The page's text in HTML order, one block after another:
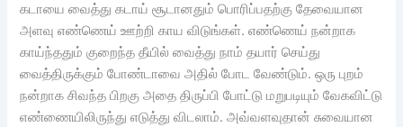
கடாயை வைத்து கடாய் சூடானதும் பொரிப்பதற்கு தேவையான
அளவு எண்ணெய் ஊற்றி காய விடுங்கள். எண்ணெய் நன்றாக
காய்ந்ததும் குறைந்த தீயில் வைத்து நாம் தயார் செய்து
வைத்திருக்கும் போண்டாவை அதில் போட வேண்டும். ஒரு புறம்
நன்றாக சிவந்த பிறகு அதை திருப்பி போட்டு மறுபடியும் வேகவிட்டு
எண்ணையிலிருந்து எடுத்து விடலாம். அவ்வளவுதான் சுவையான